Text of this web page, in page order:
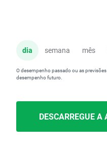
dia semana mês
O desempenho passado ou as
desempenho futuro.
DESCARREGUE